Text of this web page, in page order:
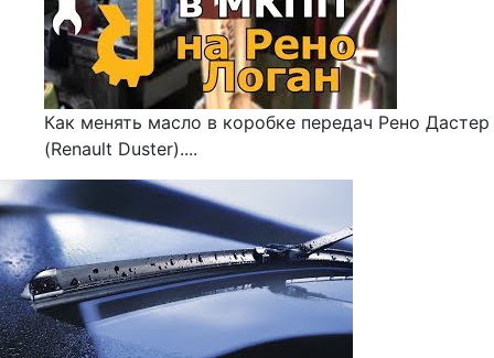
Как менять масло в коробке передач Рено Дастер
(Renault Duster)....